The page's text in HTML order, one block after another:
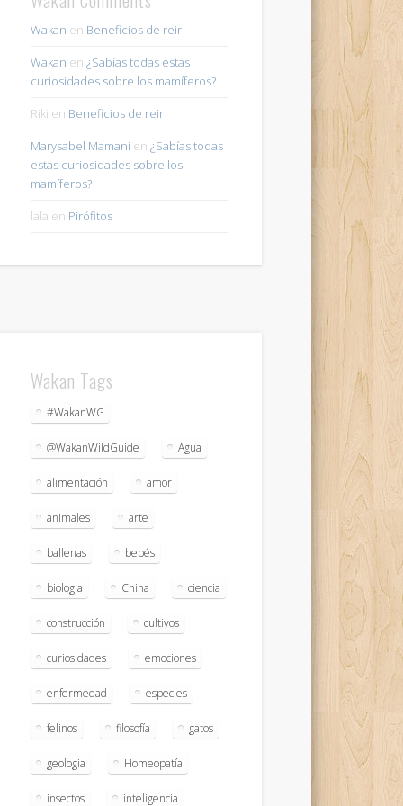
Wakan en Beneficios de reir
Wakan en ¿Sabías todas estas
curiosidades sobre los mamíferos?
Riki en Beneficios de reir
Marysabel Mamani en ¿Sabías todas
estas curiosidades sobre los
mamíferos?
lala en Pirófitos
Wakan Tags
#WakanWG
@WakanWildGuide Agua
alimentación amor
animales arte
ballenas bebés
biologia China ciencia
construcción cultivos
curiosidades emociones
enfermedad especies
felinos filosofía gatos
geologia Homeopatía
insectos inteligencia